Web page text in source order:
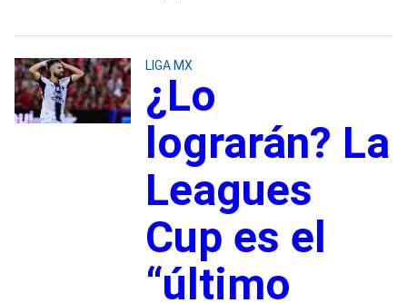
LIGA MX
¿Lo
lograrán? La
Leagues
Cup es el
“último